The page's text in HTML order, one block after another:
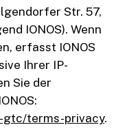
Str. 57,
IONOS). Wenn
erfasst IONOS
Ihrer IP-
Sie der
gtc/terms-privacy.